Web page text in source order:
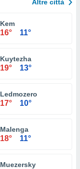
Altre città
Kem
16° 11°
Kuytezha
19° 13°
Ledmozero
17° 10°
Malenga
18° 11°
Muezersky